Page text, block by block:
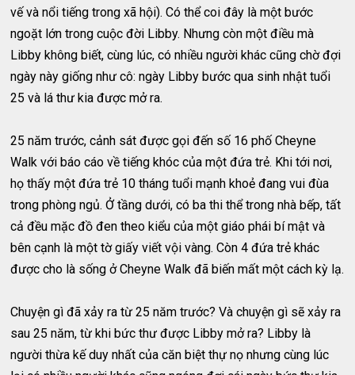
vế và nổi tiếng trong xã hội). Có thể coi đây là một bước
ngoặt lớn trong cuộc đời Libby. Nhưng còn một điều mà
Libby không biết, cùng lúc, có nhiều người khác cũng chờ đợi
ngày này giống như cô: ngày Libby bước qua sinh nhật tuổi
25 và lá thư kia được mở ra.
25 năm trước, cảnh sát được gọi đến số 16 phố Cheyne
Walk với báo cáo về tiếng khóc của một đứa trẻ. Khi tới nơi,
họ thấy một đứa trẻ 10 tháng tuổi mạnh khoẻ đang vui đùa
trong phòng ngủ. Ở tầng dưới, có ba thi thể trong nhà bếp, tất
cả đều mặc đồ đen theo kiểu của một giáo phái bí mật và
bên cạnh là một tờ giấy viết vội vàng. Còn 4 đứa trẻ khác
được cho là sống ở Cheyne Walk đã biến mất một cách kỳ lạ.
Chuyện gì đã xảy ra từ 25 năm trước? Và chuyện gì sẽ xảy ra
sau 25 năm, từ khi bức thư được Libby mở ra? Libby là
người thừa kế duy nhất của căn biệt thự nọ nhưng cùng lúc